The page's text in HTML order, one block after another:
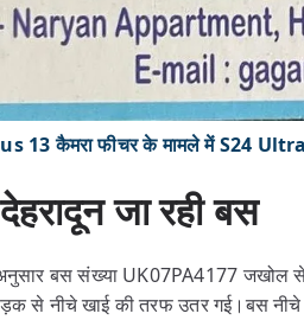
13 कैमरा फीचर के मामले में S24
जा रही बस
बस संख्या UK07PA4177 जखोल
से नीचे खाई की तरफ उतर गई।बस